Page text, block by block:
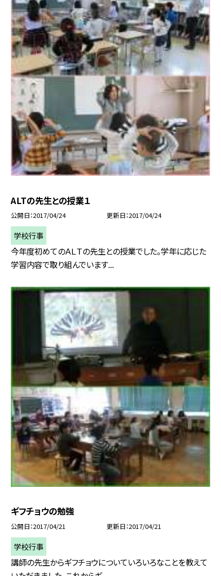
ALTの先生との授業１
公開日 2017/04/24 更新日 2017/04/24
学校行事
今年度初めてのＡＬＴの先生との授業でした。学年に応じた
学習内容で取り組んでいます...
ギフチョウの勉強
公開日 2017/04/21 更新日 2017/04/21
学校行事
講師の先生からギフチョウについていろいろなことを教えて